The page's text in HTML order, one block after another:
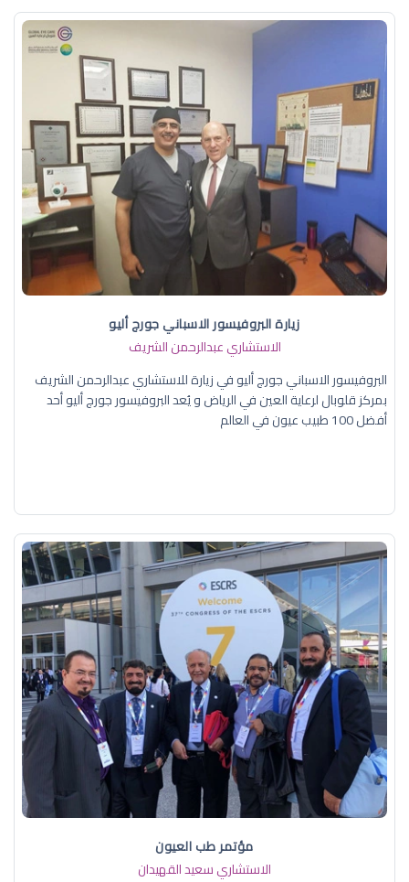
زيارة البروفيسور الاسباني جورج أليو
الاستشاري عبدالرحمن الشريف
البروفيسور الاسباني جورج أليو في زيارة للاستشاري عبدالرحمن الشريف
بمركز قلوبال لرعاية العين في الرياض و يُعد البروفيسور جورج أليو أحد
أفضل 100 طبيب عيون في العالم
مؤتمر طب العيون
الاستشاري سعيد القهيدان